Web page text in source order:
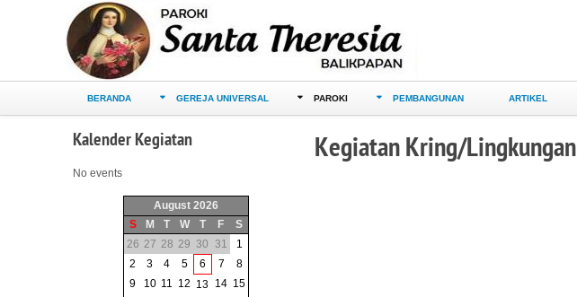
BERANDA GEREJA UNIVERSAL PAROKI PEMBANGUNAN ARTIKEL
Kalender Kegiatan
No events
August 2026
S
M T W T F
S
26 27 28 29 30 31
1
2
3 4 5 6 7
8
9
10 11 12 13 14 15
Kegiatan Kring/Lingkungan